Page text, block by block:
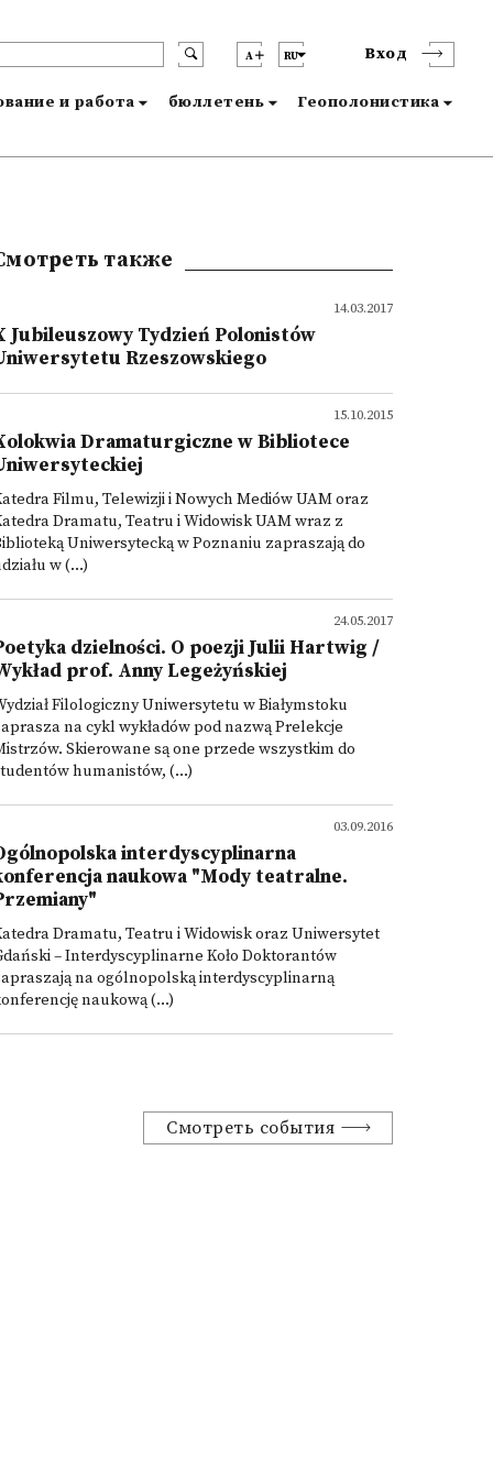
A RU Вход
и работа бюллетень Геополонистика
также
14.03.2017
Jubileuszowy Tydzień Polonistów
Rzeszowskiego
15.10.2015
Dramaturgiczne w Bibliotece
Filmu, Telewizji i Nowych Mediów UAM oraz
Dramatu, Teatru i Widowisk UAM wraz z
Uniwersytecką w Poznaniu zapraszają do
w (...)
24.05.2017
dzielności. O poezji Julii Hartwig /
prof. Anny Legeżyńskiej
Filologiczny Uniwersytetu w Białymstoku
na cykl wykładów pod nazwą Prelekcje
Skierowane są one przede wszystkim do
humanistów, (...)
03.09.2016
interdyscyplinarna
naukowa "Mody teatralne.
Dramatu, Teatru i Widowisk oraz Uniwersytet
– Interdyscyplinarne Koło Doktorantów
na ogólnopolską interdyscyplinarną
naukową (...)
Смотреть события